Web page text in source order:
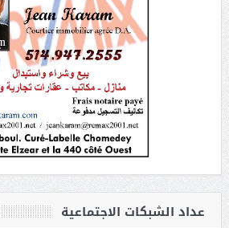
عداد الشبكات الاجتماعية